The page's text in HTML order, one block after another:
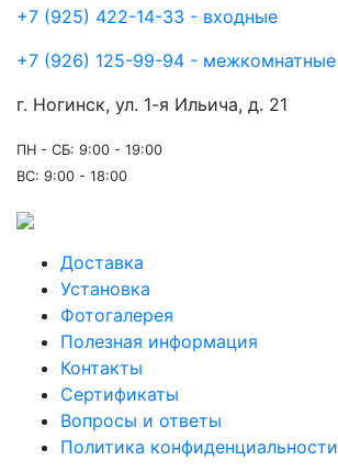
+7 (925) 422-14-33 - входные
+7 (926) 125-99-94 - межкомнатные
г. Ногинск, ул. 1-я Ильича, д. 21
ПН - СБ: 9:00 - 19:00
ВС: 9:00 - 18:00
Доставка
Установка
Фотогалерея
Полезная информация
Контакты
Сертификаты
Вопросы и ответы
Политика конфиденциальности